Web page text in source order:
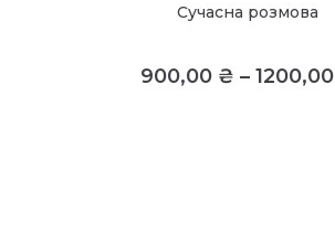
Сучасна розмова
900,00 ₴ – 1200,00